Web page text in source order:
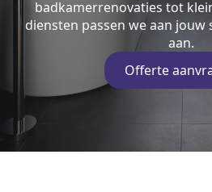
badkamerrenovaties tot
diensten passen we aan
aan.
Offerte